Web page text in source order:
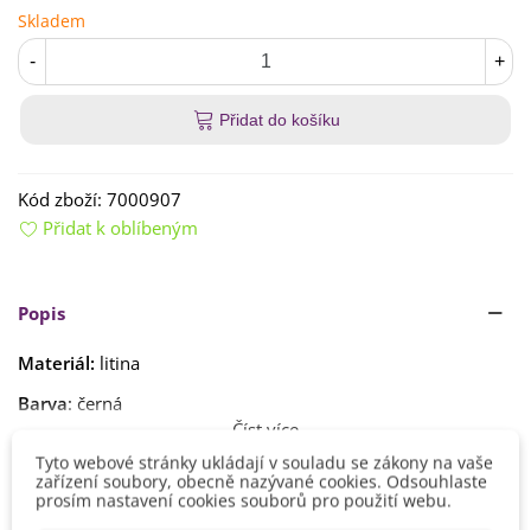
poletování
ubrusu
při
Skladem
- +
Přidat do košíku
Kód zboží: 7000907
Přidat k oblíbeným
Popis
Materiál: litina
Barva: černá
Číst více
Detaily produktu
Tyto webové stránky ukládají v souladu se zákony na vaše
zařízení soubory, obecně nazývané cookies. Odsouhlaste
prosím nastavení cookies souborů pro použití webu.